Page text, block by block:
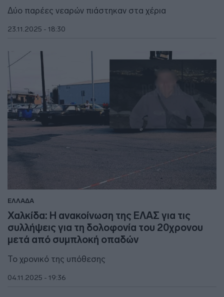
Δύο παρέες νεαρών πιάστηκαν στα χέρια
23.11.2025 - 18:30
ΕΛΛΑΔΑ
Χαλκίδα: Η ανακοίνωση της ΕΛΑΣ για τις
συλλήψεις για τη δολοφονία του 20χρονου
μετά από συμπλοκή οπαδών
Το χρονικό της υπόθεσης
04.11.2025 - 19:36